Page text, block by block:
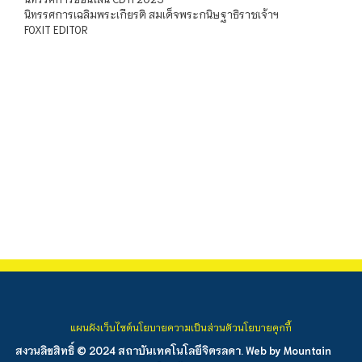
นิทรรศการเฉลิมพระเกียรติ สมเด็จพระกนิษฐาธิราชเจ้าฯ
FOXIT EDITOR
สงวนลิขสิทธิ์ © 2024 สถาบันเทคโนโลยีจิตรลดา. Web by Mountain
แผนผังเว็บไซต์นโยบายความเป็นส่วนตัวนโยบายคุกกี้